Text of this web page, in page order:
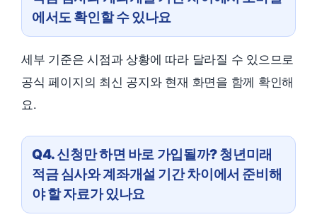
에서도 확인할 수 있나요
세부 기준은 시점과 상황에 따라 달라질 수 있으므로
공식 페이지의 최신 공지와 현재 화면을 함께 확인해
요.
Q4. 신청만 하면 바로 가입될까? 청년미래
적금 심사와 계좌개설 기간 차이에서 준비해
야 할 자료가 있나요